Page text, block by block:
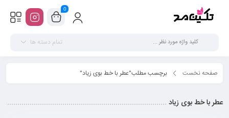
0
تمام دسته ها
صفحه نخست برچسب مطلب"عطر با خط بوی زیاد"
عطر با خط بوی زیاد